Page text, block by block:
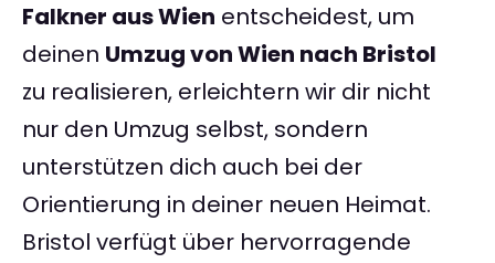
Falkner aus Wien entscheidest, um
deinen Umzug von Wien nach Bristol
zu realisieren, erleichtern wir dir nicht
nur den Umzug selbst, sondern
unterstützen dich auch bei der
Orientierung in deiner neuen Heimat.
Bristol verfügt über hervorragende